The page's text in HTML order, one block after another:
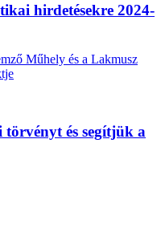
hirdetésekre 2024-
Műhely és a Lakmusz
és segítjük a